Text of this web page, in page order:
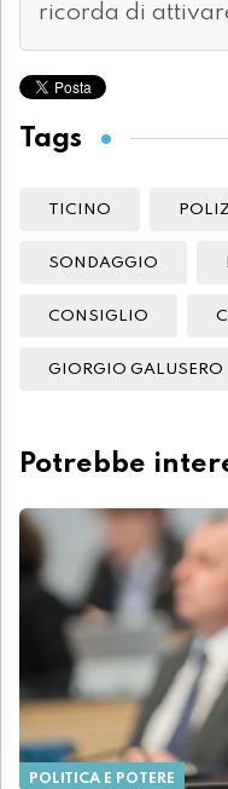
ricorda di
Tags
TICINO
SONDAGGIO
CONSIGLIO
GIORGIO GALUSERO
Potrebbe
POLITICA E POTERE